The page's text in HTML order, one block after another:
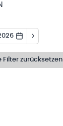
Filter zurücksetzen